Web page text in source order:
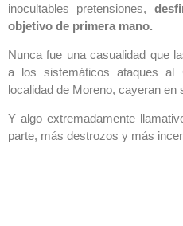
inocultables pretensiones,
objetivo de primera mano.
Nunca fue una casualidad que
a los sistemáticos ataques al
localidad de Moreno, cayeran en
Y algo extremadamente
parte, más destrozos y más